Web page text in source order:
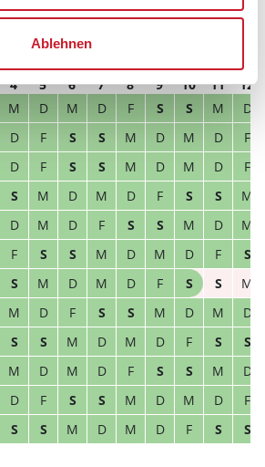
Ablehnen
M D F S S M D M
D
S
4 5 6 7 8 9 10 11
12
M D M D F S S M
D
D F S S M D M D
F
D F S S M D M D
F
S M D M D F S S
M
D M D F S S M D
M
F S S M D M D F
S
S M D M D F S S
M
M D F S S M D M
D
S S M D M D F S
S
M D M D F S S M
D
D F S S M D M D
F
S S M D M D F S S